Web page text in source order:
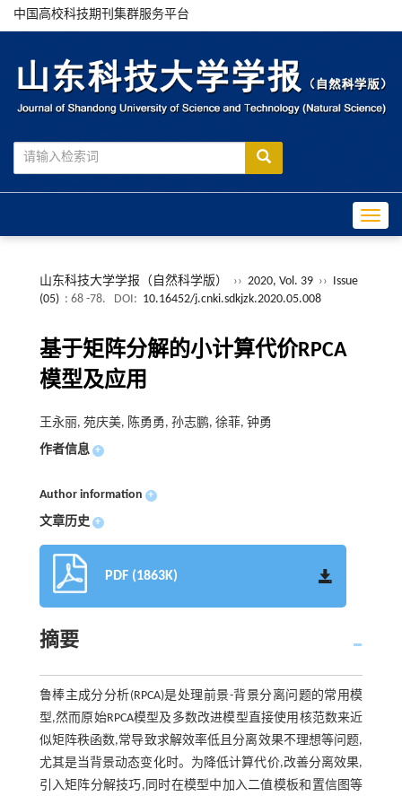
中国高校科技期刊集群服务平台
山东科技大学学报（自然科学版） ›› 2020, Vol. 39 ›› Issue
(05) : 68 -78. DOI: 10.16452/j.cnki.sdkjzk.2020.05.008
基于矩阵分解的小计算代价RPCA
模型及应用
王永丽, 苑庆美, 陈勇勇, 孙志鹏, 徐菲, 钟勇
作者信息 +
Author information +
文章历史 +
PDF (1863K)
摘要
鲁棒主成分分析(RPCA)是处理前景-背景分离问题的常用模
型,然而原始RPCA模型及多数改进模型直接使用核范数来近
似矩阵秩函数,常导致求解效率低且分离效果不理想等问题,
尤其是当背景动态变化时。为降低计算代价,改善分离效果,
引入矩阵分解技巧,同时在模型中加入二值模板和置信图等